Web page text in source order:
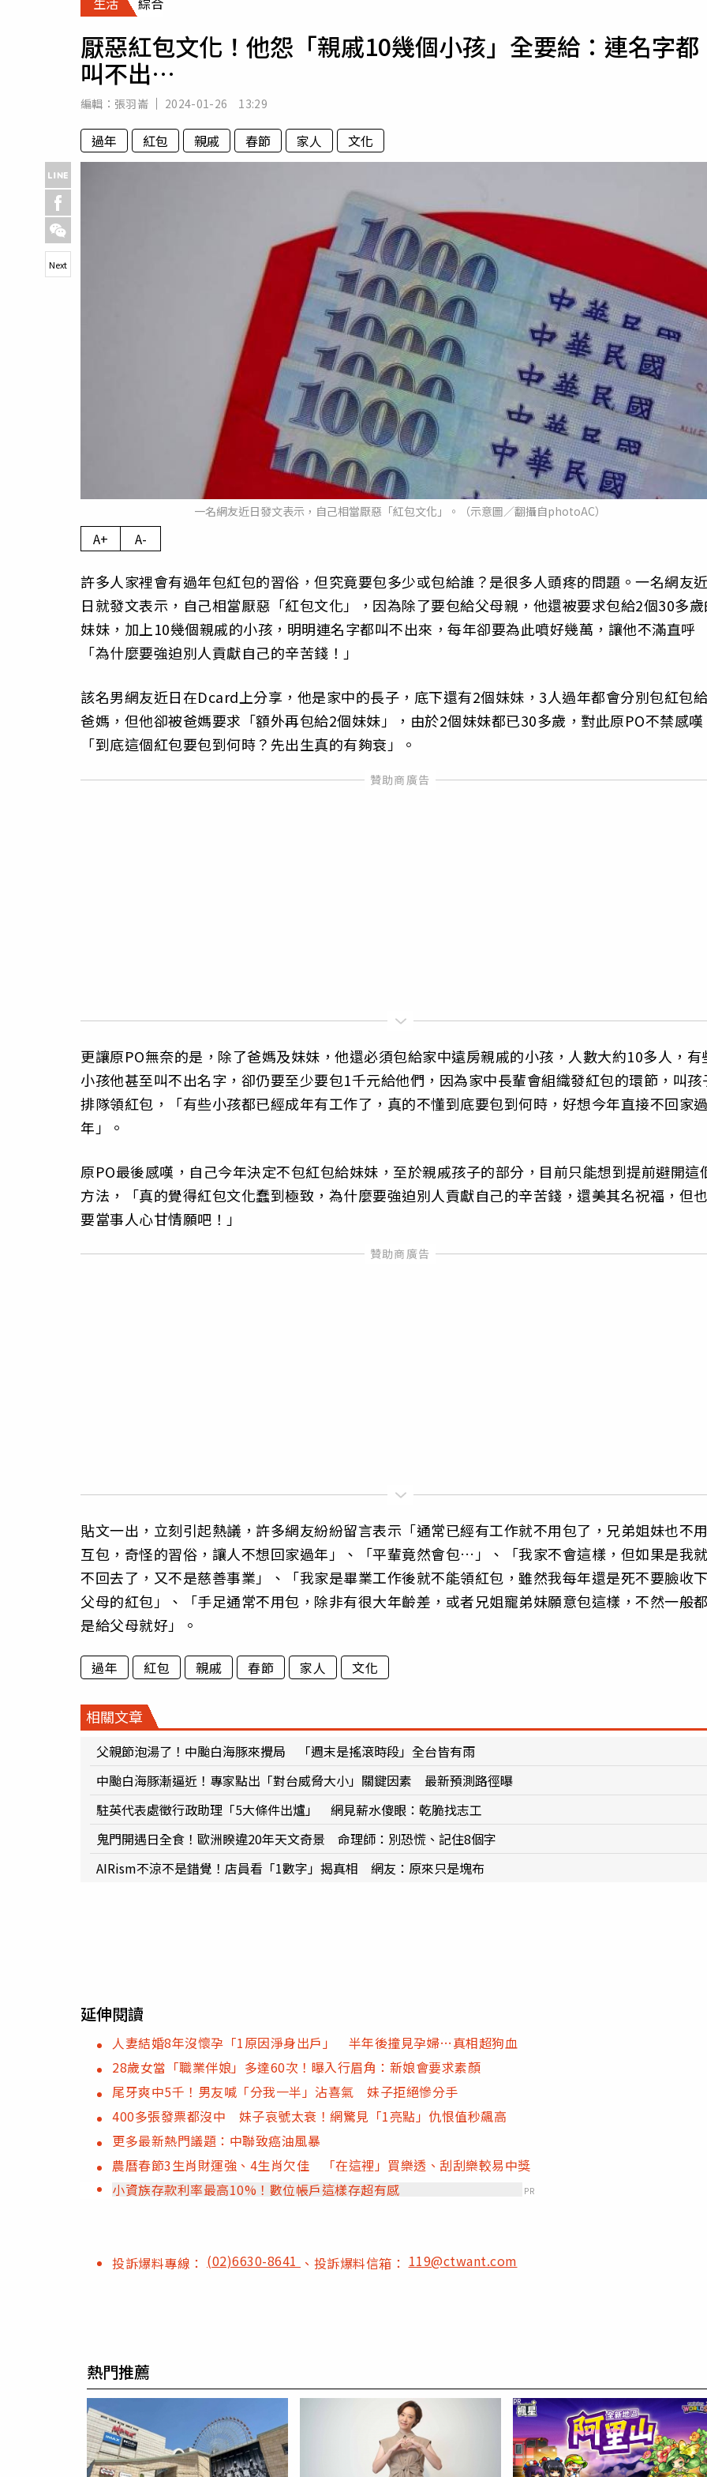
專欄
運勢
厭惡紅包文化！他怨「親戚10幾個小孩」全要給：連名字都
叫不出…
編輯： 張羽崙 2024-01-26 13:29
過年 紅包 親戚 春節 家人 文化
一名網友近日發文表示，自己相當厭惡「紅包文化」。（示意圖／翻攝自photoAC）
Next
A+ A-
許多人家裡會有過年包紅包的習俗，但究竟要包多少或包給誰？是很多人頭疼的問題。一名網友
日就發文表示，自己相當厭惡「紅包文化」，因為除了要包給父母親，他還被要求包給2個30多
妹妹，加上10幾個親戚的小孩，明明連名字都叫不出來，每年卻要為此噴好幾萬，讓他不滿直呼
「為什麼要強迫別人貢獻自己的辛苦錢！」
該名男網友近日在Dcard上分享，他是家中的長子，底下還有2個妹妹，3人過年都會分別包紅包給
爸媽，但他卻被爸媽要求「額外再包給2個妹妹」，由於2個妹妹都已30多歲，對此原PO不禁感嘆
「到底這個紅包要包到何時？先出生真的有夠衰」。
更讓原PO無奈的是，除了爸媽及妹妹，他還必須包給家中遠房親戚的小孩，人數大約10多人，有
小孩他甚至叫不出名字，卻仍要至少要包1千元給他們，因為家中長輩會組織發紅包的環節，叫孩
排隊領紅包，「有些小孩都已經成年有工作了，真的不懂到底要包到何時，好想今年直接不回家
年」。
原PO最後感嘆，自己今年決定不包紅包給妹妹，至於親戚孩子的部分，目前只能想到提前避開這
方法，「真的覺得紅包文化蠢到極致，為什麼要強迫別人貢獻自己的辛苦錢，還美其名祝福，但
要當事人心甘情願吧！」
貼文一出，立刻引起熱議，許多網友紛紛留言表示「通常已經有工作就不用包了，兄弟姐妹也不
互包，奇怪的習俗，讓人不想回家過年」、「平輩竟然會包…」、「我家不會這樣，但如果是我
不回去了，又不是慈善事業」、「我家是畢業工作後就不能領紅包，雖然我每年還是死不要臉收
父母的紅包」、「手足通常不用包，除非有很大年齡差，或者兄姐寵弟妹願意包這樣，不然一般
是給父母就好」。
過年 紅包 親戚 春節 家人 文化
相關文章
父親節泡湯了！中颱白海豚來攪局 「週末是搖滾時段」全台皆有雨
中颱白海豚漸逼近！專家點出「對台威脅大小」關鍵因素 最新預測路徑曝
駐英代表處徵行政助理「5大條件出爐」 網見薪水傻眼：乾脆找志工
鬼門開遇日全食！歐洲睽違20年天文奇景 命理師：別恐慌、記住8個字
AIRism不涼不是錯覺！店員看「1數字」揭真相 網友：原來只是塊布
延伸閱讀
人妻結婚8年沒懷孕「1原因淨身出戶」 半年後撞見孕婦…真相超狗血
28歲女當「職業伴娘」多達60次！曝入行眉角：新娘會要求素顏
尾牙爽中5千！男友喊「分我一半」沾喜氣 妹子拒絕慘分手
400多張發票都沒中 妹子哀號太衰！網驚見「1亮點」仇恨值秒飆高
更多最新熱門議題：中聯致癌油風暴
農曆春節3生肖財運強、4生肖欠佳 「在這裡」買樂透、刮刮樂較易中獎
小資族存款利率最高10%！數位帳戶這樣存超有感
PR
投訴爆料專線： (02)6630-8641 、投訴爆料信箱：119@ctwant.com
熱門推薦
PR